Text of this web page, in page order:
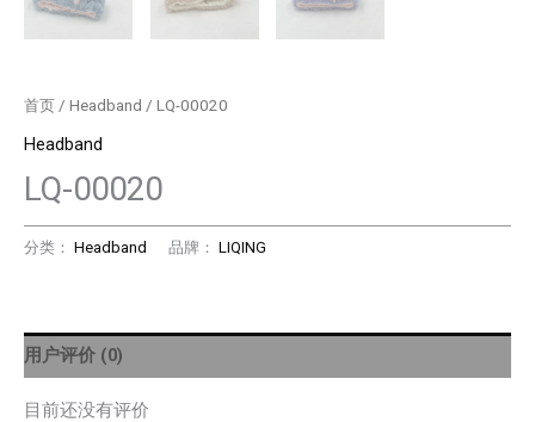
首页 / Headband / LQ-00020
Headband
LQ-00020
分类： Headband 品牌： LIQING
用户评价 (0)
目前还没有评价